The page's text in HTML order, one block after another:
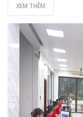
XEM THÊM